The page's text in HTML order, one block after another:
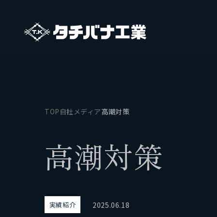
タチバナ工業について
タチバナ工業の強み
TOP 自社メディア高潮対策
高潮対策
実績紹介 2025.06.18